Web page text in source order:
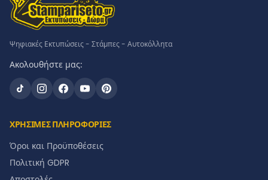
Ψηφιακές Εκτυπώσεις - Στάμπες - Αυτοκόλλητα
Ακολουθήστε μας:
ΧΡΗΣΙΜΕΣ ΠΛΗΡΟΦΟΡΙΕΣ
Όροι και Προϋποθέσεις
Πολιτική GDPR